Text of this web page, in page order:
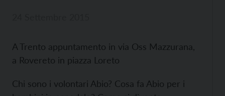
A Trento appuntamento in via Oss Mazzurana,
a Rovereto in piazza Loreto
Chi sono i volontari Abio? Cosa fa Abio per i